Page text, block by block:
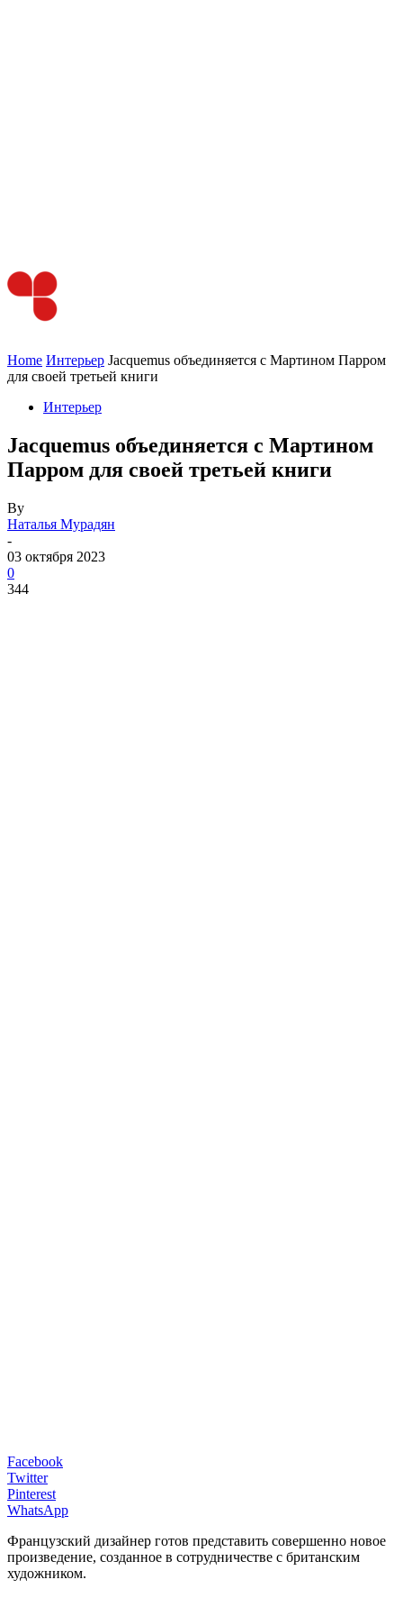
Home Интерьер Jacquemus объединяется с Мартином Парром
для своей третьей книги
Интерьер
Jacquemus объединяется с Мартином
Парром для своей третьей книги
By
Наталья Мурадян
-
03 октября 2023
0
344
Facebook
Twitter
Pinterest
WhatsApp
Французский дизайнер готов представить совершенно новое
произведение, созданное в сотрудничестве с британским
художником.